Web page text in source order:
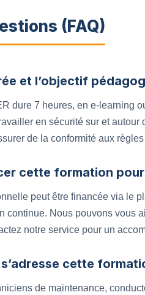
(FAQ)
et l’objectif
dure 7 heures, en e-learning
en sécurité sur et autour
de la conformité aux
cette formation
peut être financée via le
continue. Nous pouvons vous
notre service pour un
cette
de maintenance,